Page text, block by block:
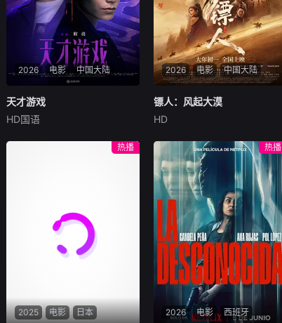
职场判断。
茧，在发掘与考证中，揭开古
墓背后的传奇故事，让沉睡的
历史重见天日。
2026 电影 中国大陆
天才游戏
彭昱畅
穷途末路的天才少年刘全龙
名表、神秘女友全部备齐，在
陈伦的精心打造下，刘全龙瞬
间拥有顶配人生。
天才游戏
HD国语
2026 电影 中国大陆
镖人：风起大漠
大漠之上，镖人、官府、西域
五大家族等多方势力盘根错
节、暗潮涌动。“天字第二号
逃犯”刀马接下特殊押镖任
务，和同伴一起从西域护镖远
赴长安。不料，他们的护送对
象竟是“天字第一号逃犯”知世
郎……天下熙熙皆为利来，各
方势力闻风入局，抢镖厮杀接
连上演……
镖人：风起大漠
HD
2025 电影 日本
热播
2026 电影 西班牙
热播